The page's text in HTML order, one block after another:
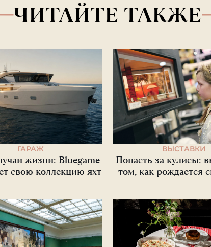
ЧИТАЙТЕ ТАКЖЕ
ГАРАЖ
жизни: Bluegame
свою коллекцию яхт
ВЫСТАВКИ
Попасть за кулисы:
том, как рождается